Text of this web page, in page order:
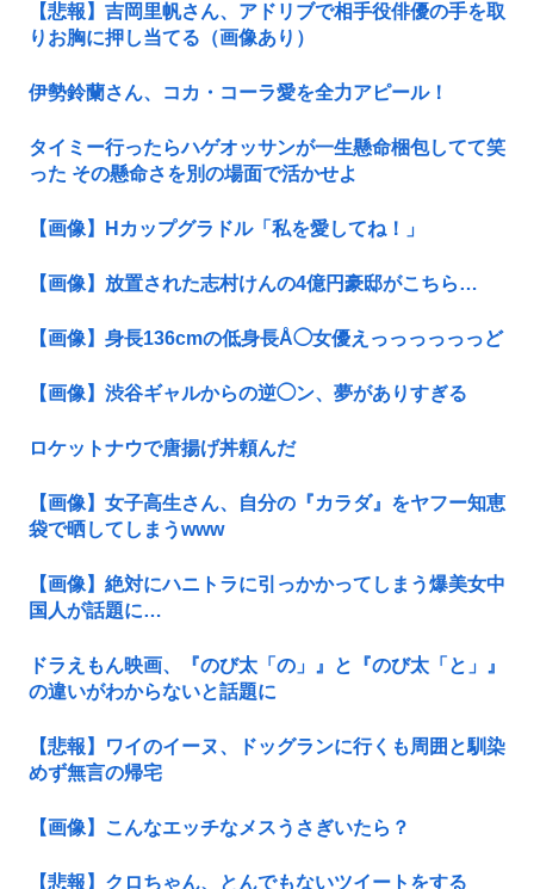
【悲報】吉岡里帆さん、アドリブで相手役俳優の手を取
りお胸に押し当てる（画像あり）
伊勢鈴蘭さん、コカ・コーラ愛を全力アピール！
タイミー行ったらハゲオッサンが一生懸命梱包してて笑
った その懸命さを別の場面で活かせよ
【画像】Hカップグラドル「私を愛してね！」
【画像】放置された志村けんの4億円豪邸がこちら…
【画像】身長136cmの低身長Å◯女優えっっっっっっど
【画像】渋谷ギャルからの逆◯ン、夢がありすぎる
ロケットナウで唐揚げ丼頼んだ
【画像】女子高生さん、自分の『カラダ』をヤフー知恵
袋で晒してしまうwww
【画像】絶対にハニトラに引っかかってしまう爆美女中
国人が話題に…
ドラえもん映画、『のび太「の」』と『のび太「と」』
の違いがわからないと話題に
【悲報】ワイのイーヌ、ドッグランに行くも周囲と馴染
めず無言の帰宅
【画像】こんなエッチなメスうさぎいたら？
【悲報】クロちゃん、とんでもないツイートをする